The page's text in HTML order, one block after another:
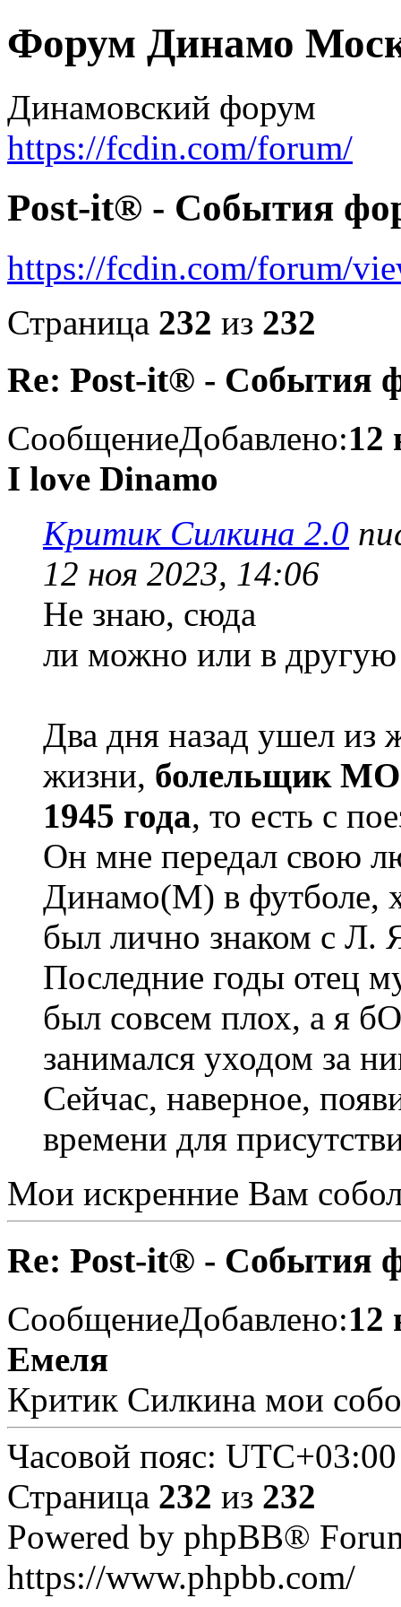
Форум Динамо
Динамовский форум
https://fcdin.com/forum/
Post-it® - События
https://fcdin.com/forum/
Страница 232 из 232
Re: Post-it® - События
СообщениеДобавлено:12
I love Dinamo
Критик Силкина 2.0
12 ноя 2023, 14:06
Не знаю, сюда
ли можно или в другую
Два дня назад ушел из
жизни, болельщик
1945 года, то есть с
Он мне передал свою
Динамо(М) в футболе,
был лично знаком с
Последние годы отец
был совсем плох, а я
занимался уходом за
Сейчас, наверное,
времени для
Мои искренние Вам
Re: Post-it® - События
СообщениеДобавлено:12
Емеля
Критик Силкина мои
Часовой пояс: UTC+03:00
Страница 232 из 232
Powered by phpBB®
https://www.phpbb.com/